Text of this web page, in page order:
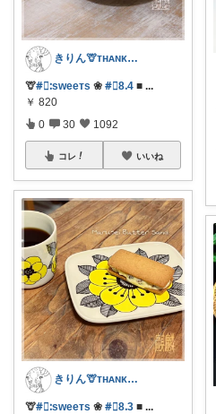
きりん🦒ᴛʜᴀɴᴋs ᴀʟᴡᴀʏs.
🦒#⃞ᱺsᴡeeᴛs ❀ #⃞8ᱹ4 ■ ...
￥ 820
0 30 1092
コレ いいね
きりん🦒ᴛʜᴀɴᴋs ᴀʟᴡᴀʏs.
🦒#⃞ᱺsᴡeeᴛs ❀ #⃞8ᱹ3 ■ ...